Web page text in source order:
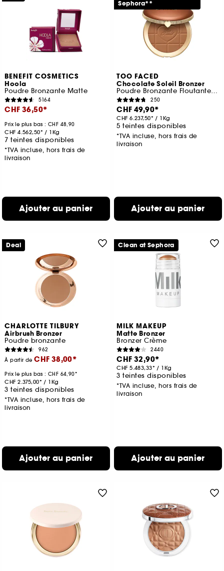
BENEFIT COSMETICS
Hoola
Poudre Bronzante Matte
5164
CHF 36,50
Prix le plus bas : CHF 48,90
CHF 4.562,50 / 1Kg
7 teintes disponibles
*TVA incluse, hors frais de
livraison
Ajouter au panier
TOO FACED
Chocolate Soleil Bronzer
Poudre Bronzante Floutante Fini Mat
250
CHF 49,90
CHF 6.237,50 / 1Kg
5 teintes disponibles
*TVA incluse, hors frais de
livraison
Ajouter au panier
Sephora**
CHARLOTTE TILBURY
Airbrush Bronzer
Poudre bronzante
962
À partir deCHF 38,00
Prix le plus bas :CHF 64,90
CHF 2.375,00 / 1Kg
3 teintes disponibles
*TVA incluse, hors frais de
livraison
Ajouter au panier
Deal
MILK MAKEUP
Matte Bronzer
Bronzer Crème
2440
CHF 32,90
CHF 5.483,33 / 1Kg
3 teintes disponibles
*TVA incluse, hors frais de
livraison
Ajouter au panier
Clean at Sephora